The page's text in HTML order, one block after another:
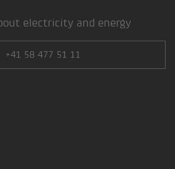
electricity and energy
+41 58 477 51 11